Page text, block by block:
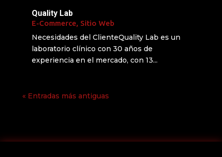
Quality Lab
E-Commerce, Sitio Web
Necesidades del ClienteQuality Lab es un
laboratorio clínico con 30 años de
experiencia en el mercado, con 13...
« Entradas más antiguas